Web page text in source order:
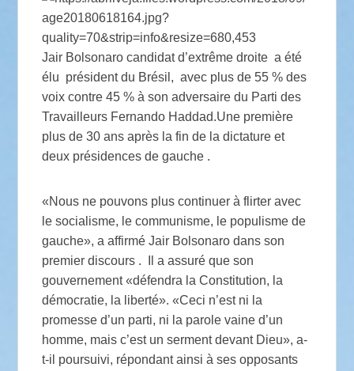
Jair Bolsonaro candidat d’extrême droite a été
élu président du Brésil, avec plus de 55 % des
voix contre 45 % à son adversaire du Parti des
Travailleurs Fernando Haddad.Une première
plus de 30 ans après la fin de la dictature et
deux présidences de gauche .
«Nous ne pouvons plus continuer à flirter avec
le socialisme, le communisme, le populisme de
gauche», a affirmé Jair Bolsonaro dans son
premier discours . Il a assuré que son
gouvernement «défendra la Constitution, la
démocratie, la liberté». «Ceci n’est ni la
promesse d’un parti, ni la parole vaine d’un
homme, mais c’est un serment devant Dieu», a-
t-il poursuivi, répondant ainsi à ses opposants